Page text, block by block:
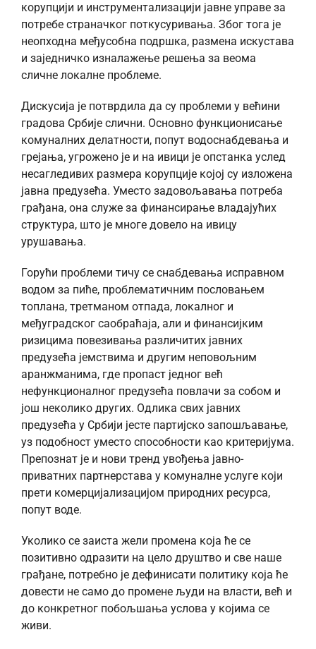
корупцији и инструментализацији јавне управе за
потребе страначког поткусуривања. Због тога је
неопходна међусобна подршка, размена искустава
и заједничко изналажење решења за веома
сличне локалне проблеме.
Дискусија је потврдила да су проблеми у већини
градова Србије слични. Основно функционисање
комуналних делатности, попут водоснабдевања и
грејања, угрожено је и на ивици је опстанка услед
несагледивих размера корупције којој су изложена
јавна предузећа. Уместо задовољавања потреба
грађана, она служе за финансирање владајућих
структура, што је многе довело на ивицу
урушавања.
Горући проблеми тичу се снабдевања исправном
водом за пиће, проблематичним пословањем
топлана, третманом отпада, локалног и
међуградског саобраћаја, али и финансијким
ризицима повезивања различитих јавних
предузећа јемствима и другим неповољним
аранжманима, где пропаст једног већ
нефункционалног предузећа повлачи за собом и
још неколико других. Одлика свих јавних
предузећа у Србији јесте партијско запошљавање,
уз подобност уместо способности као критеријума.
Препознат је и нови тренд увођења јавно-
приватних партнерстава у комуналне услуге који
прети комерцијализацијом природних ресурса,
попут воде.
Уколико се заиста жели промена која ће се
позитивно одразити на цело друштво и све наше
грађане, потребно је дефинисати политику која ће
довести не само до промене људи на власти, већ и
до конкретног побољшања услова у којима се
живи.